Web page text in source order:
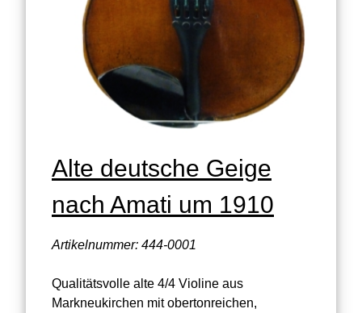
Alte deutsche Geige
nach Amati um 1910
Artikelnummer: 444-0001
Qualitätsvolle alte 4/4 Violine aus
Markneukirchen mit obertonreichen,